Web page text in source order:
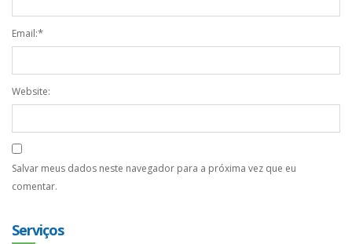
Email:*
Website:
Salvar meus dados neste navegador para a próxima vez que eu
comentar.
Serviços